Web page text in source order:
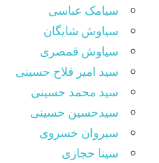
سیامک عباسی
سیاوش شایگان
سیاوش قمصری
سید امیر فلاح حسینی
سید محمد حسینی
سیدحسین حسینی
سیروان خسروی
سینا حجازی